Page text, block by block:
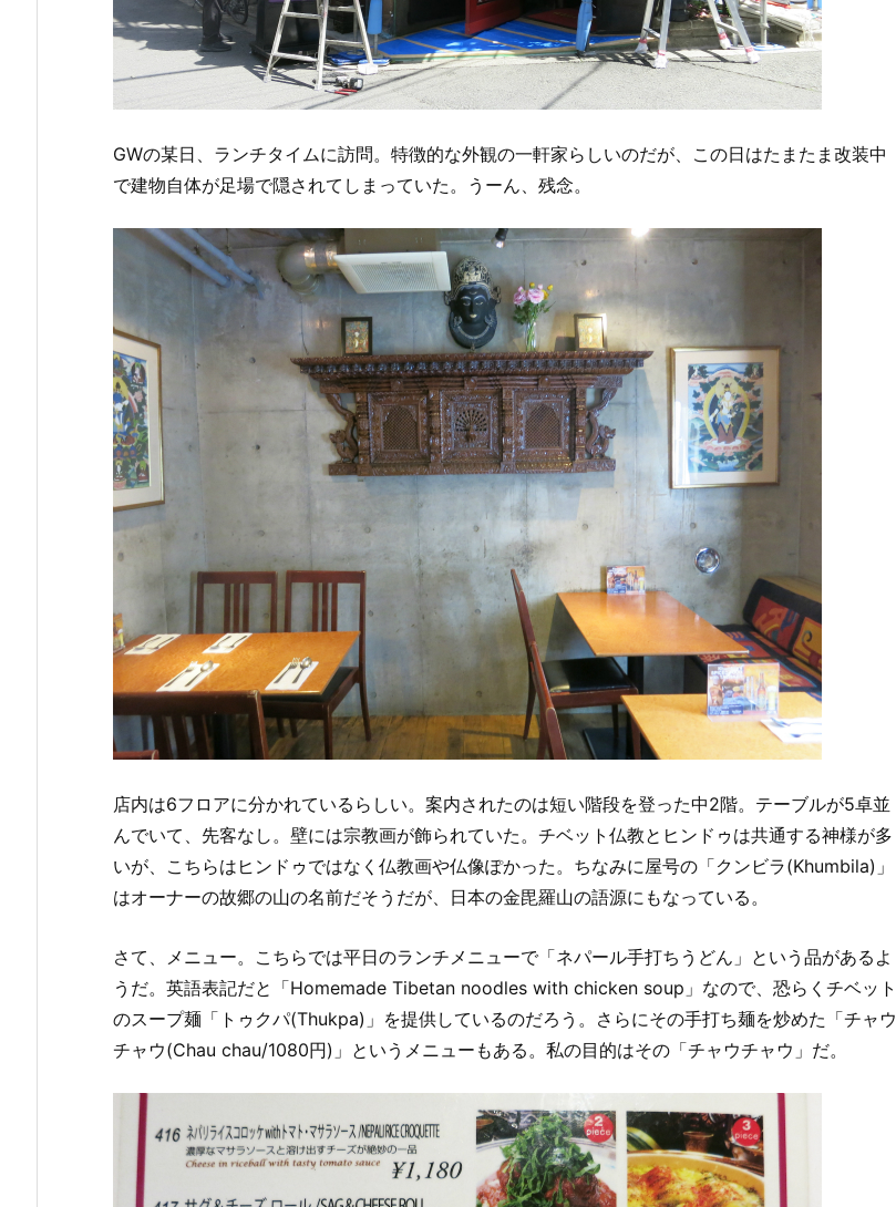
GWの某日、ランチタイムに訪問。特徴的な外観の一軒家らしいのだが、この日はたまたま改装中
で建物自体が足場で隠されてしまっていた。うーん、残念。
店内は6フロアに分かれているらしい。案内されたのは短い階段を登った中2階。テーブルが5卓並
んでいて、先客なし。壁には宗教画が飾られていた。チベット仏教とヒンドゥは共通する神様が多
いが、こちらはヒンドゥではなく仏教画や仏像ぽかった。ちなみに屋号の「クンビラ(Khumbila)」
はオーナーの故郷の山の名前だそうだが、日本の金毘羅山の語源にもなっている。
さて、メニュー。こちらでは平日のランチメニューで「ネパール手打ちうどん」という品があるよ
うだ。英語表記だと「Homemade Tibetan noodles with chicken soup」なので、恐らくチベット
のスープ麺「トゥクパ(Thukpa)」を提供しているのだろう。さらにその手打ち麺を炒めた「チャウ
チャウ(Chau chau/1080円)」というメニューもある。私の目的はその「チャウチャウ」だ。